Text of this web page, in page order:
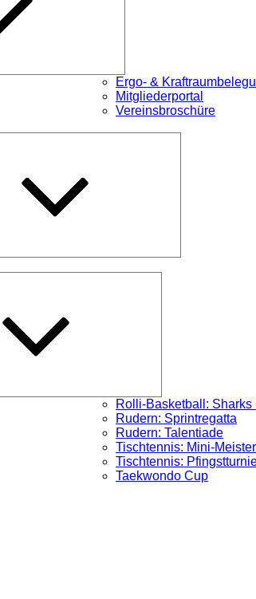
Ergo- &
Mitgliederportal
Vereinsbroschüre
Rolli-Basketball: Sharks
Rudern: Sprintregatta
Rudern: Talentiade
Tischtennis: Mini-
Tischtennis:
Taekwondo Cup